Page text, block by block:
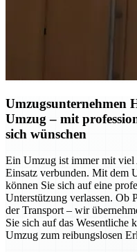
Umzugsunternehmen
Umzug – mit
sich wünschen
Ein Umzug ist immer mit
Einsatz verbunden. Mit dem
können Sie sich auf eine
Unterstützung verlassen. Ob
der Transport – wir
Sie sich auf das Wesentliche
Umzug zum reibungslosen